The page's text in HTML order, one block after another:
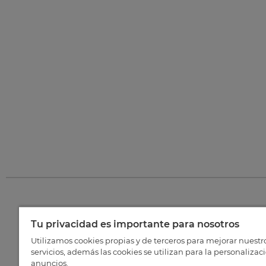
Tu privacidad es importante para nosotros
Utilizamos cookies propias y de terceros para mejorar
servicios, además las cookies se utilizan para la
anuncios.